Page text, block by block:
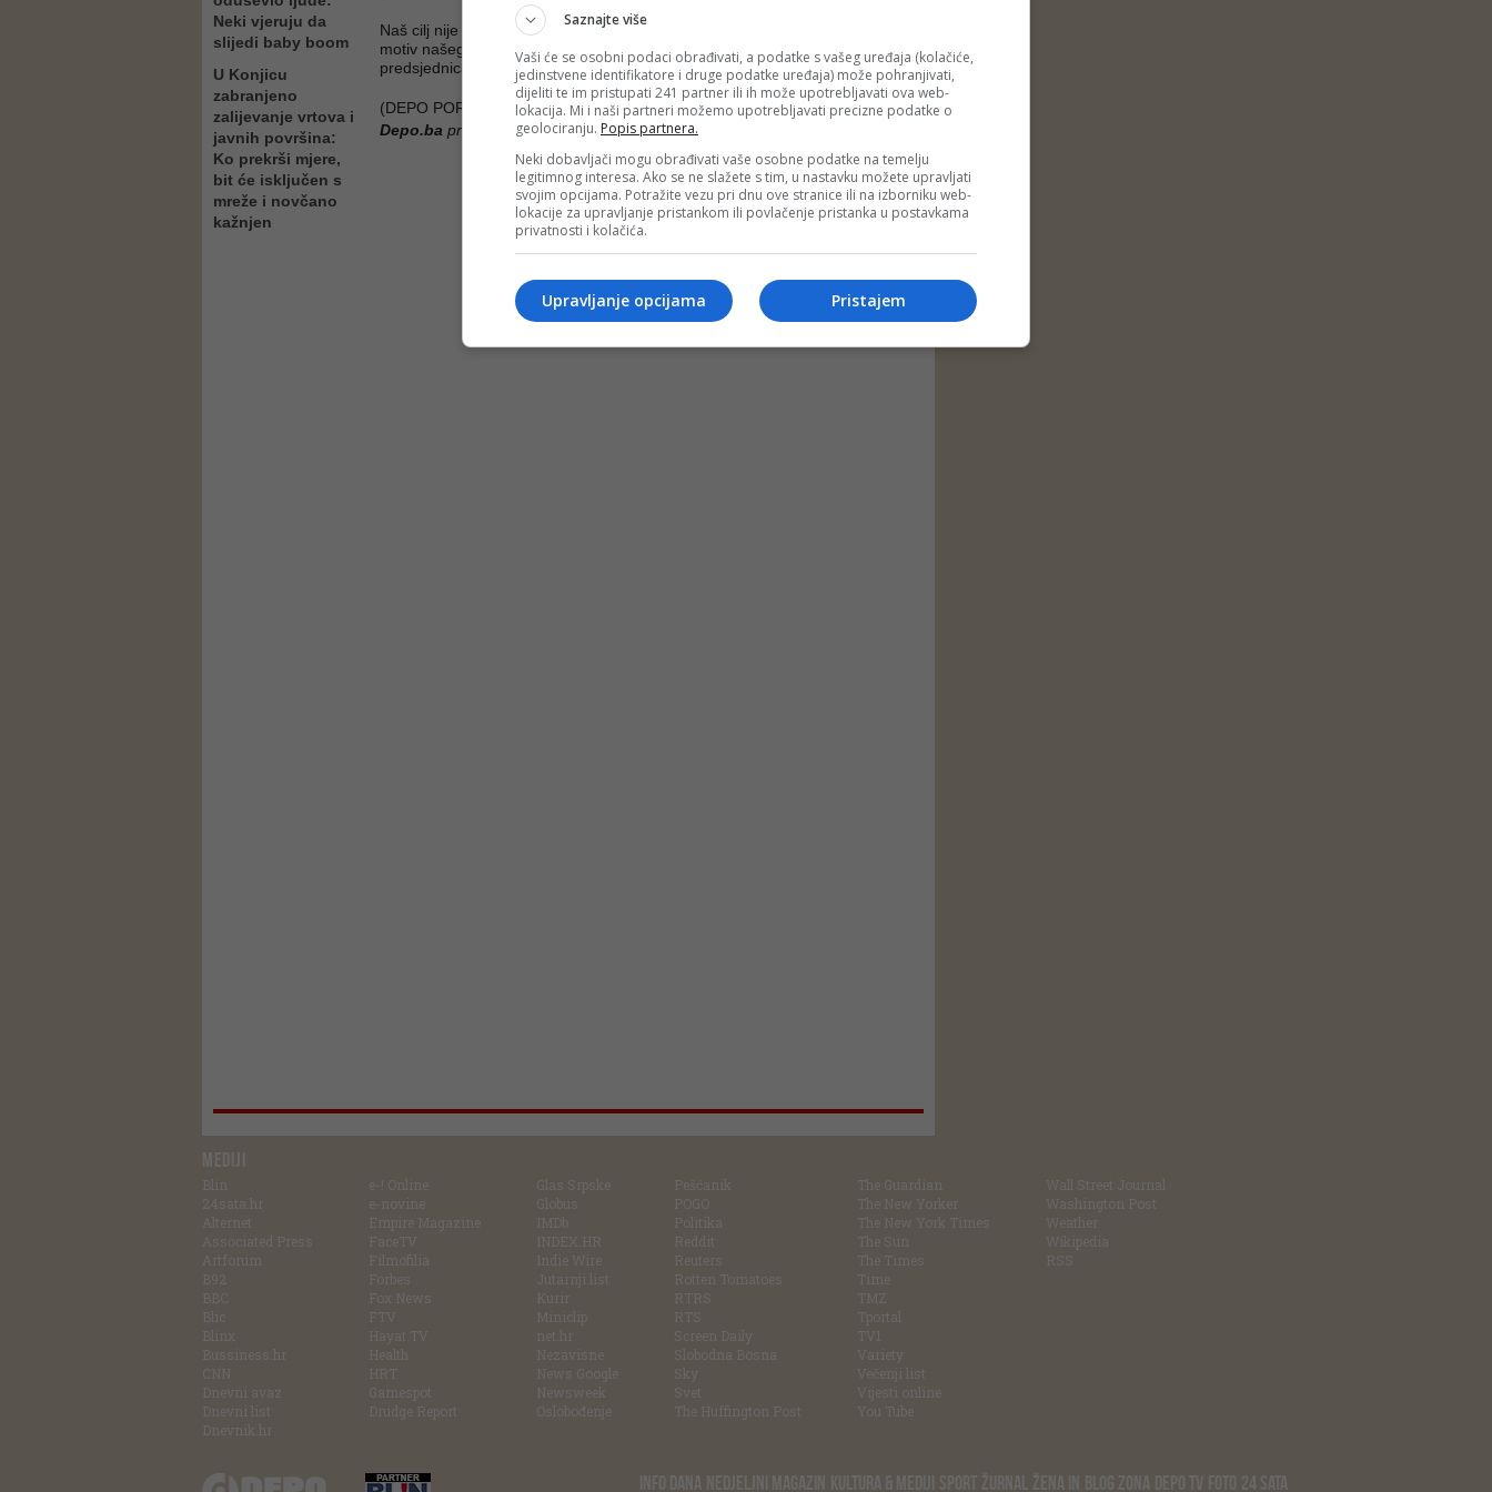
Neki vjeruju da
slijedi baby boom
U Konjicu
zabranjeno
zalijevanje vrtova i
javnih površina:
Ko prekrši mjere,
bit će isključen s
mreže i novčano
kažnjen
Naš cilj nije promocija bilo koga, već pomoć zajednici. To je bio i ostao jedini
motiv našeg angažmana - navodi u saopćenju Lamija Duranović,
predsjednica Foruma žena DF Stari Grad.
(DEPO PORTAL/ad)
Depo.ba pratite putem društvenih mrežaTwitter
MEDIJI
Blin
24sata.hr
Alternet
Associated Press
Artforum
B92
BBC
Blic
Blinx
Bussiness.hr
CNN
Dnevni avaz
Dnevni list
Dnevnik.hr
e-! Online
e-novine
Empire Magazine
FaceTV
Filmofilia
Forbes
Fox News
FTV
Hayat TV
Health
HRT
Gamespot
Drudge Report
Glas Srpske
Globus
IMDb
INDEX.HR
Indie Wire
Jutarnji list
Kurir
Miniclip
net.hr
Nezavisne
News Google
Newsweek
Oslobođenje
Pešćanik
POGO
Politika
Reddit
Reuters
Rotten Tomatoes
RTRS
RTS
Screen Daily
Slobodna Bosna
Sky
Svet
The Huffington Post
The Guardian
The New Yorker
The New York Times
The Sun
The Times
Time
TMZ
Tportal
TV1
Variety
Večenji list
Vijesti online
You Tube
Wall Street Journal
Washington Post
Weather
Wikipedia
RSS
INFO DANA NEDJELJNI MAGAZIN KULTURA & MEDIJI SPORT ŽURNAL ŽENA IN BLOG ZONA DEPO TV FOTO 24 SATA
Saznajte više
Vaši će se osobni podaci obrađivati, a podatke s vašeg uređaja (kolačiće,
jedinstvene identifikatore i druge podatke uređaja) može pohranjivati,
dijeliti te im pristupati 241 partner ili ih može upotrebljavati ova web-
lokacija. Mi i naši partneri možemo upotrebljavati precizne podatke o
geolociranju. Popis partnera.
Neki dobavljači mogu obrađivati vaše osobne podatke na temelju
legitimnog interesa. Ako se ne slažete s tim, u nastavku možete upravljati
svojim opcijama. Potražite vezu pri dnu ove stranice ili na izborniku web-
lokacije za upravljanje pristankom ili povlačenje pristanka u postavkama
privatnosti i kolačića.
Pristajem
Upravljanje opcijama